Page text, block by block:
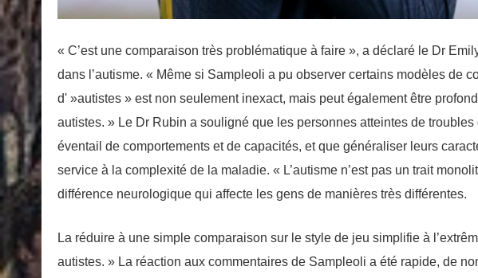
« C’est une comparaison très problématique à faire », a déclaré le Dr
dans l’autisme. « Même si Sampleoli a pu observer certains modèles de
d' »autistes » est non seulement inexact, mais peut également être
autistes. » Le Dr Rubin a souligné que les personnes atteintes de
éventail de comportements et de capacités, et que généraliser leurs
service à la complexité de la maladie. « L’autisme n’est pas un trait
différence neurologique qui affecte les gens de manières très différentes.
La réduire à une simple comparaison sur le style de jeu simplifie à
autistes. » La réaction aux commentaires de Sampleоli a été rapide, de